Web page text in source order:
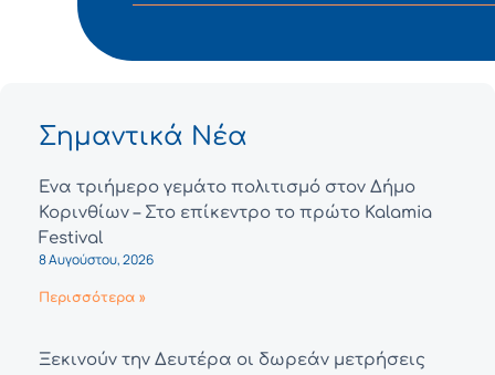
Σημαντικά Νέα
Ένα τριήμερο γεμάτο πολιτισμό στον Δήμο
Κορινθίων – Στο επίκεντρο το πρώτο Kalamia
Festival
8 Αυγούστου, 2026
Περισσότερα »
Ξεκινούν την Δευτέρα οι δωρεάν μετρήσεις